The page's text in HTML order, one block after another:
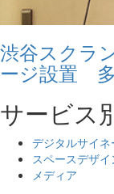
渋谷スクラ
ージ設置
サービス
デジタルサイネ
スペースデザイ
メディア